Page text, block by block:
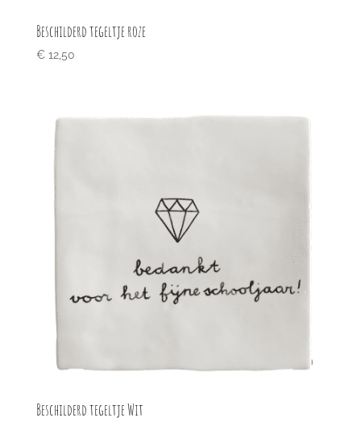
Beschilderd tegeltje roze
€12,50
Beschilderd tegeltje Wit